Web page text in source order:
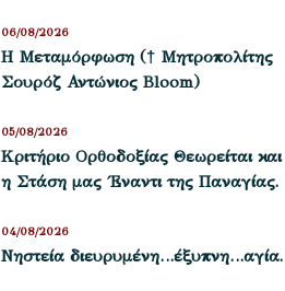
Η Μεταμόρφωση († Μητροπολίτης
Σουρόζ Αντώνιος Bloom)
06/08/2026
Kριτήριο Oρθοδοξίας Θεωρείται και
η Στάση μας ΄Εναντι της Παναγίας.
05/08/2026
Νηστεία διευρυμένη…έξυπνη…αγία.
04/08/2026